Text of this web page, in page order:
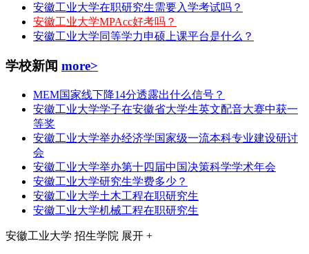
安徽工业大学在职研究生需要入学考试吗？
安徽工业大学MPAcc好考吗？
安徽工业大学同等学力申硕上课平台是什么？
学校新闻 more>
MEM国家线下降14分透露出什么信号？
安徽工业大学学子在安徽省大学生英文配音大赛中获一
等奖
安徽工业大学举办经济学国家级一流本科专业建设研讨
会
安徽工业大学举办第十四届中国决策科学学术年会
安徽工业大学研究生学费多少？
安徽工业大学土木工程在职研究生
安徽工业大学机械工程在职研究生
安徽工业大学 招生学院 展开 +